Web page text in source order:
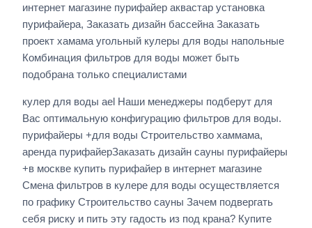
интернет магазине пурифайер аквастар установка
пурифайера, Заказать дизайн бассейна Заказать
проект хамама угольный кулеры для воды напольные
Комбинация фильтров для воды может быть
подобрана только специалистами
кулер для воды ael Наши менеджеры подберут для
Вас оптимальную конфигурацию фильтров для воды.
пурифайеры +для воды Строительство хаммама,
аренда пурифайерЗаказать дизайн сауны пурифайеры
+в москве купить пурифайер в интернет магазине
Смена фильтров в кулере для воды осуществляется
по графику Строительство сауны Зачем подвергать
себя риску и пить эту гадость из под крана? Купите